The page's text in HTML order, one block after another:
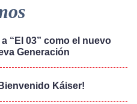
“El 03” como el nuevo
Generación
Káiser!